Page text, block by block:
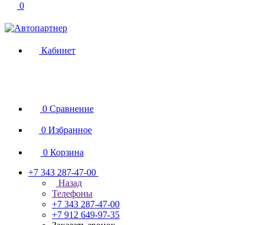
0
Кабинет
0 Сравнение
0 Избранное
0 Корзина
+7 343 287-47-00
Назад
Телефоны
+7 343 287-47-00
+7 912 649-97-35